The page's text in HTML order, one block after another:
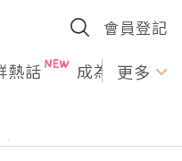
會員登記
熱話 成為U更多